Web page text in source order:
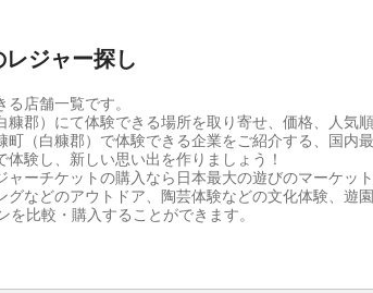
ジャー探し
店舗一覧です。
糠郡）にて体験できる場所を取り寄せ、価格、人気
町（白糠郡）で体験できる企業をご紹介する、国内
験し、新しい思い出を作りましょう！
ーチケットの購入なら日本最大の遊びのマーケッ
グなどのアウトドア、陶芸体験などの文化体験、遊
比較・購入することができます。